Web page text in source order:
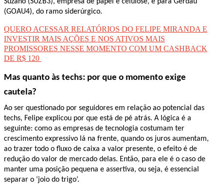
(GOAU4), do ramo siderúrgico.
QUERO ACESSAR RELATÓRIOS DO FELIPE MIRANDA E
INVESTIR MAIS AÇÕES E NOS ATIVOS MAIS
PROMISSORES NESSE MOMENTO COM UM CASHBACK
DE R$ 120
Mas quanto às techs: por que o momento exige
cautela?
Ao ser questionado por seguidores em relação ao potencial das
techs, Felipe explicou por que está de pé atrás. A lógica é a
seguinte: como as empresas de tecnologia costumam ter
crescimento expressivo lá na frente, quando os juros aumentam,
ao trazer todo o fluxo de caixa a valor presente, o efeito é de
redução do valor de mercado delas. Então, para ele é o caso de
manter uma posição pequena e assertiva, ou seja, é essencial
separar o ‘joio do trigo’.